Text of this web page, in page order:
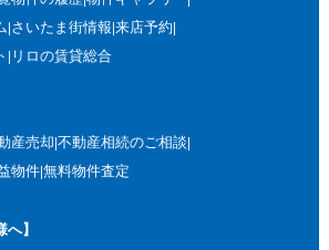
さいたま街情報 来店予約
リロの賃貸総合
産売却 不動産相続のご相談
物件 無料物件査定
】